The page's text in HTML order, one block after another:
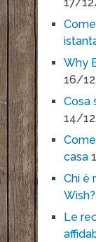
Why
16/
Cosa
14/
casa
Chi è
Wish?
Le